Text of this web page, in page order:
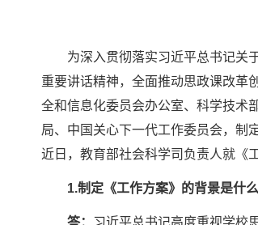
为深入贯彻落实习近平总书记关
重要讲话精神，全面推动思政课改革
全和信息化委员会办公室、科学技术
局、中国关心下一代工作委员会，制
近日，教育部社会科学司负责人就《
1.制定《工作方案》的背景是什么